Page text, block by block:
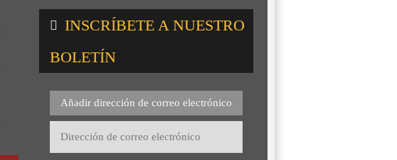
INSCRÍBETE A NUESTRO
BOLETÍN
Añadir dirección de correo electrónico